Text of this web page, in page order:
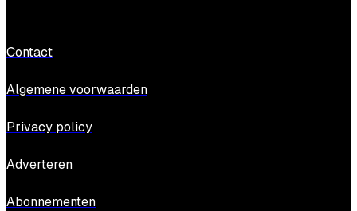
Contact
Algemene voorwaarden
Privacy policy
Adverteren
Abonnementen